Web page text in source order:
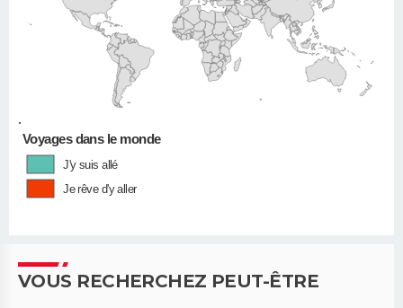
•
Voyages dans le monde
J'y suis allé
Je rêve d'y aller
VOUS RECHERCHEZ PEUT-ÊTRE